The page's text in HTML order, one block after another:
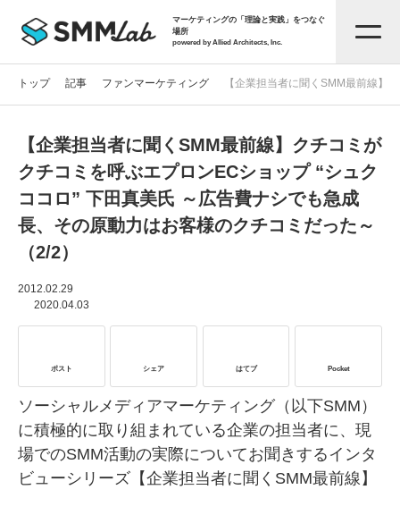
マーケティングの「理論と実践」をつなぐ
場所
powered by Allied Architects, Inc.
記事一覧
タグから探す
サービス資料
SMMLabについて
トップ 記事 ファンマーケティング 【企業担当者に聞くSMM最前線】
【企業担当者に聞くSMM最前線】クチコミが
クチコミを呼ぶエプロンECショップ “シュク
ココロ” 下田真美氏 ～広告費ナシでも急成
長、その原動力はお客様のクチコミだった～
（2/2）
2012.02.29
2020.04.03
ポスト シェア はてブ Pocket
ソーシャルメディアマーケティング（以下SMM）
に積極的に取り組まれている企業の担当者に、現
場でのSMM活動の実際についてお聞きするインタ
ビューシリーズ【企業担当者に聞くSMM最前線】